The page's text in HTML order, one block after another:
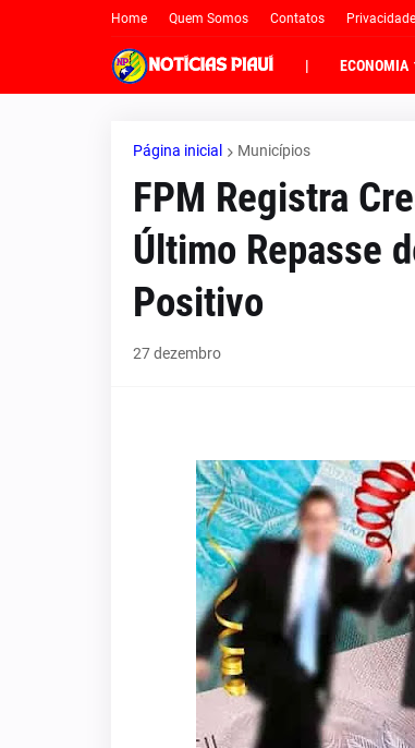
Home Quem Somos Contatos Privacidade
| ECONOMIA
Página inicial Municípios
FPM Registra
Último Repasse
Positivo
27 dezembro